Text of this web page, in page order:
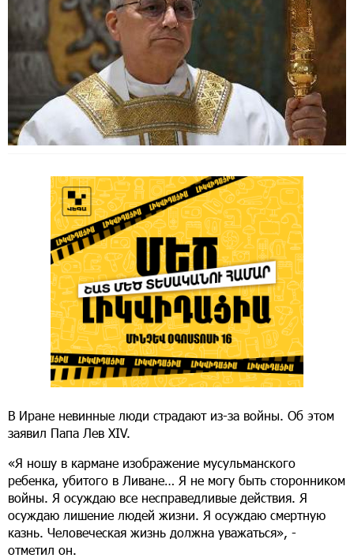
В Иране невинные люди страдают из-за войны. Об этом
заявил Папа Лев XIV.
«Я ношу в кармане изображение мусульманского
ребенка, убитого в Ливане… Я не могу быть сторонником
войны. Я осуждаю все несправедливые действия. Я
осуждаю лишение людей жизни. Я осуждаю смертную
казнь. Человеческая жизнь должна уважаться», -
отметил он.